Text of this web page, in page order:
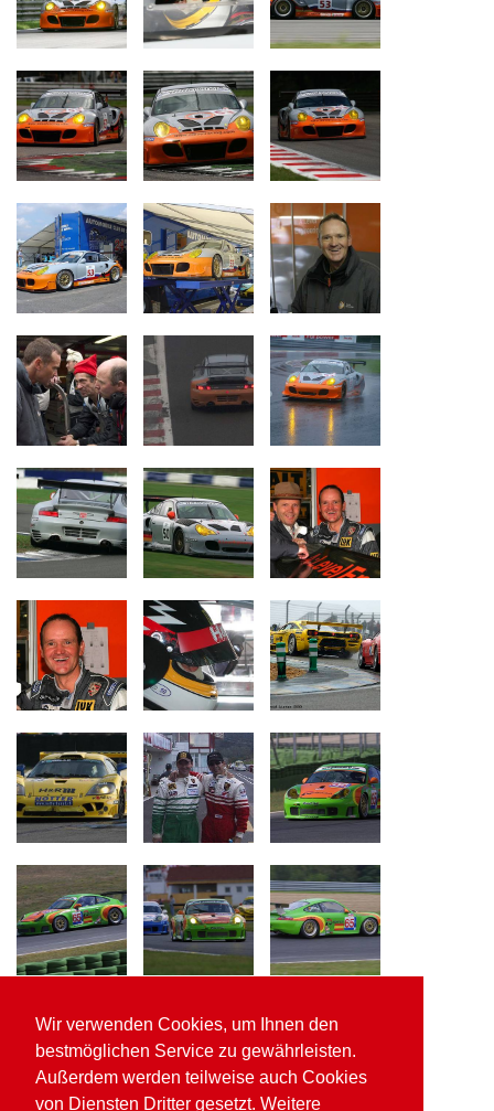
Wir verwenden Cookies, um Ihnen den
bestmöglichen Service zu gewährleisten.
Außerdem werden teilweise auch Cookies
von Diensten Dritter gesetzt. Weitere